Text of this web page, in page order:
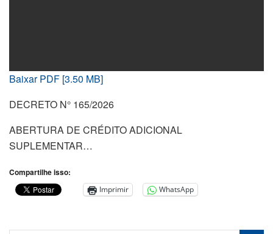
Baixar PDF [3.50 MB]
DECRETO N° 165/2026
ABERTURA DE CRÉDITO ADICIONAL
SUPLEMENTAR…
Compartilhe isso:
Imprimir WhatsApp